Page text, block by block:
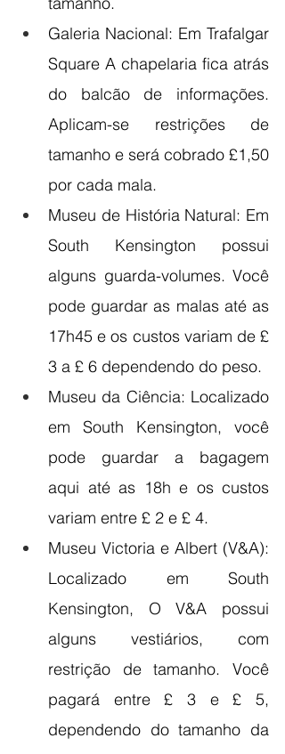
Galeria Nacional: Em Trafalgar
Square A chapelaria fica atrás
do balcão de informações.
Aplicam-se restrições de
tamanho e será cobrado £1,50
por cada mala.
Museu de História Natural: Em
South Kensington possui
alguns guarda-volumes. Você
pode guardar as malas até as
17h45 e os custos variam de £
3 a £ 6 dependendo do peso.
Museu da Ciência: Localizado
em South Kensington, você
pode guardar a bagagem
aqui até as 18h e os custos
variam entre £ 2 e £ 4.
Museu Victoria e Albert (V&A):
Localizado em South
Kensington, O V&A possui
alguns vestiários, com
restrição de tamanho. Você
pagará entre £ 3 e £ 5,
dependendo do tamanho da